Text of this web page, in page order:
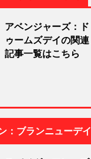
アベンジャーズ：ド
ゥームズデイの関連
記事一覧はこちら
ブランニューデイ